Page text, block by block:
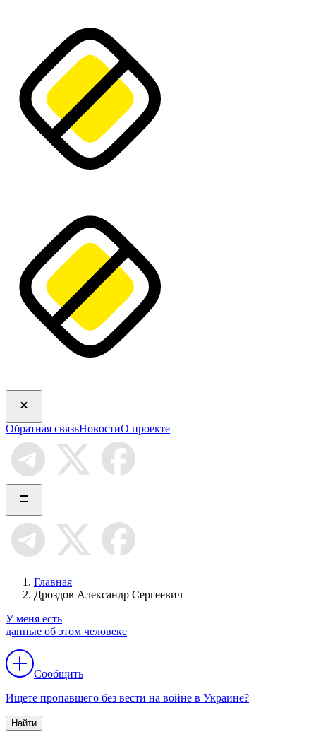
Обратная связьНовостиО проекте
Главная
Дроздов Александр Сергеевич
У меня есть
данные об этом человеке
Сообщить
Ищете пропавшего без вести на войне в Украине?
Найти